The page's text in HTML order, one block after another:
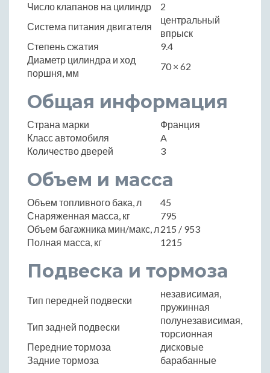
Число клапанов на цилиндр
2
Система питания двигателя
центральный
впрыск
Степень сжатия
9.4
Диаметр цилиндра и ход
поршня, мм
70 × 62
Общая информация
Страна марки
Франция
Класс автомобиля
A
Количество дверей
3
Объем и масса
Объем топливного бака, л
45
Снаряженная масса, кг
795
Объем багажника мин/макс, л215 / 953
Полная масса, кг
1215
Подвеска и тормоза
Тип передней подвески
независимая,
пружинная
Тип задней подвески
полунезависимая,
торсионная
Передние тормоза
дисковые
Задние тормоза
барабанные